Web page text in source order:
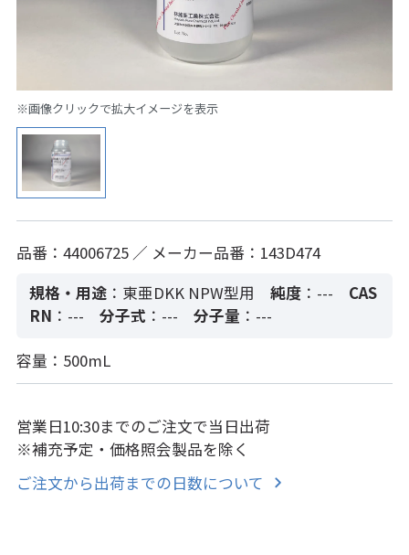
※画像クリックで拡大イメージを表示
品番：44006725 ／ メーカー品番：143D474
規格・用途 ：東亜DKK NPW型用 純度：---
CAS
RN ：--- 分子式 ：--- 分子量 ：---
容量：500mL
営業日10:30までのご注文で当日出荷
※補充予定・価格照会製品を除く
ご注文から出荷までの日数について